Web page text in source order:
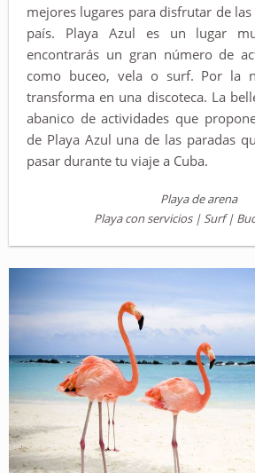
mejores lugares para disfrutar de
país. Playa Azul es un lugar
encontrarás un gran número de
como buceo, vela o surf. Por la
transforma en una discoteca. La
abanico de actividades que
de Playa Azul una de las paradas
pasar durante tu viaje a Cuba.
Playa de arena
Playa con servicios | Surf |